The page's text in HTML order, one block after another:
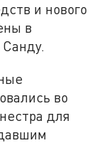
и нового
в
во
для